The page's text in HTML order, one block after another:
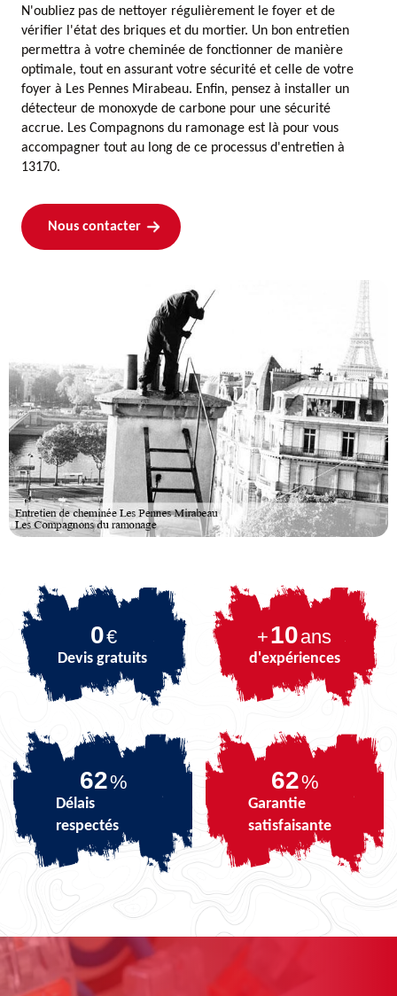
N'oubliez pas de nettoyer régulièrement le foyer et de
vérifier l'état des briques et du mortier. Un bon entretien
permettra à votre cheminée de fonctionner de manière
optimale, tout en assurant votre sécurité et celle de votre
foyer à Les Pennes Mirabeau. Enfin, pensez à installer un
détecteur de monoxyde de carbone pour une sécurité
accrue. Les Compagnons du ramonage est là pour vous
accompagner tout au long de ce processus d'entretien à
13170.
Nous contacter
0€
Devis gratuits
+10ans
d'expériences
74%
Délais
respectés
74%
Garantie
satisfaisante